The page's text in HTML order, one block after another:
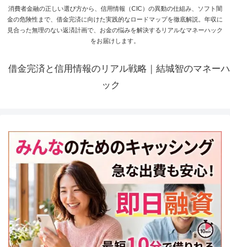
消費者金融の正しい選び方から、信用情報（CIC）の異動の仕組み、ソフト闇
金の危険性まで、借金完済に向けた実践的なロードマップを徹底解説。年収に
見合った無理のない返済計画で、お金の悩みを解決するリアルなマネーハック
をお届けします。
借金完済と信用情報のリアル戦略｜結城智のマネーハ
ック